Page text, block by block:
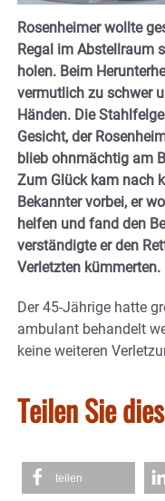
Rosenheimer wollte
Regal im Abstellraum
holen. Beim
vermutlich zu schwer
Händen. Die
Gesicht, der
blieb ohnmächtig am
Zum Glück kam nach
Bekannter vorbei, er
helfen und fand den
verständigte er den
Verletzten kümmerten.
Der 45-Jährige hatte
ambulant behandelt
keine weiteren
Teilen Sie
teilen